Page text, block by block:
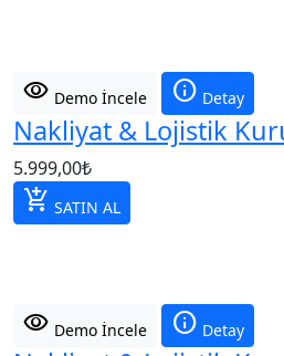
visibility Demo İncele info Detay
Nakliyat & Lojistik
5.999,00₺
add_shopping_cart SATIN AL
visibility Demo İncele info Detay